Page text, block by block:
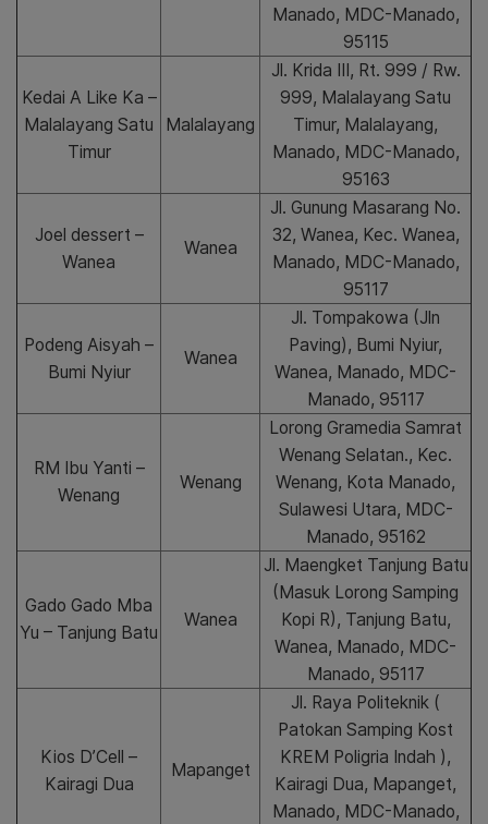
Manado, MDC-Manado,
95115
Kedai A Like Ka –
Malalayang Satu
Timur
Malalayang
Jl. Krida III, Rt. 999 / Rw.
999, Malalayang Satu
Timur, Malalayang,
Manado, MDC-Manado,
95163
Joel dessert –
Wanea
Wanea
Jl. Gunung Masarang No.
32, Wanea, Kec. Wanea,
Manado, MDC-Manado,
95117
Podeng Aisyah –
Bumi Nyiur
Wanea
Jl. Tompakowa (Jln
Paving), Bumi Nyiur,
Wanea, Manado, MDC-
Manado, 95117
RM Ibu Yanti –
Wenang
Wenang
Lorong Gramedia Samrat
Wenang Selatan., Kec.
Wenang, Kota Manado,
Sulawesi Utara, MDC-
Manado, 95162
Gado Gado Mba
Yu – Tanjung Batu
Wanea
Jl. Maengket Tanjung Batu
(Masuk Lorong Samping
Kopi R), Tanjung Batu,
Wanea, Manado, MDC-
Manado, 95117
Kios D’Cell –
Kairagi Dua
Mapanget
Jl. Raya Politeknik (
Patokan Samping Kost
KREM Poligria Indah ),
Kairagi Dua, Mapanget,
Manado, MDC-Manado,